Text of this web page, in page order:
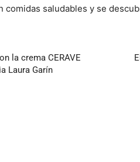
comidas saludables y se
la crema CERAVE
Laura Garín